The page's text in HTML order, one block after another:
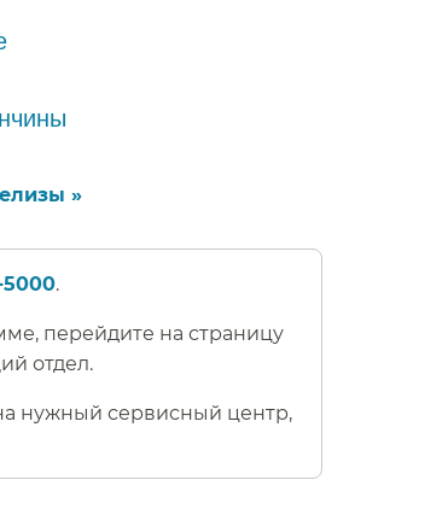
»​​
5000.​​
перейдите на страницу
отдел.​​
нужный сервисный центр,